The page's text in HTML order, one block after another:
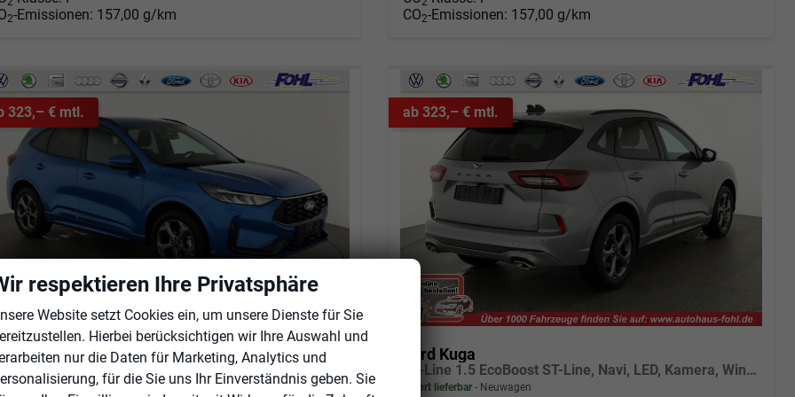
2-Emissionen: 157,00 g/km
CO2-Emissionen: 157,00 g/km
323,– € mtl.
Kuga
lieferbar Neuwagen
ab 323,– € mtl.
Ford Kuga
ST-Line 1.5 EcoBoost ST-Line, Navi, LED, Kamera, Winter, FS beheizbar, 5 J.-Garantie
sofort lieferbar Neuwagen
respektieren Ihre Privatsphäre
Website setzt Cookies ein, um unsere Dienste für Sie
Hierbei berücksichtigen wir Ihre Auswahl und
nur die Daten für Marketing, Analytics und
für die Sie uns Ihr Einverständnis geben. Sie